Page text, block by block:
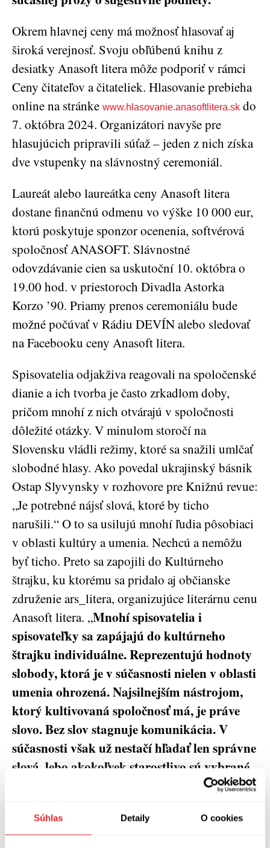
Súhlas Detaily O cookies
Okrem hlavnej ceny má možnosť hlasovať aj
široká verejnosť. Svoju obľúbenú knihu z
desiatky Anasoft litera môže podporiť v rámci
Ceny čitateľov a čitateliek. Hlasovanie prebieha
online na stránke www.hlasovanie.anasoftlitera.sk do
7. októbra 2024. Organizátori navyše pre
hlasujúcich pripravili súťaž – jeden z nich získa
dve vstupenky na slávnostný ceremoniál.
Laureát alebo laureátka ceny Anasoft litera
dostane finančnú odmenu vo výške 10 000 eur,
ktorú poskytuje sponzor ocenenia, softvérová
spoločnosť ANASOFT. Slávnostné
odovzdávanie cien sa uskutoční 10. októbra o
19.00 hod. v priestoroch Divadla Astorka
Korzo ’90. Priamy prenos ceremoniálu bude
možné počúvať v Rádiu DEVÍN alebo sledovať
na Facebooku ceny Anasoft litera.
Spisovatelia odjakživa reagovali na spoločenské
dianie a ich tvorba je často zrkadlom doby,
pričom mnohí z nich otvárajú v spoločnosti
dôležité otázky. V minulom storočí na
Slovensku vládli režimy, ktoré sa snažili umlčať
slobodné hlasy. Ako povedal ukrajinský básnik
Ostap Slyvynsky v rozhovore pre Knižnú revue:
„Je potrebné nájsť slová, ktoré by ticho
narušili.“ O to sa usilujú mnohí ľudia pôsobiaci
v oblasti kultúry a umenia. Nechcú a nemôžu
byť ticho. Preto sa zapojili do Kultúrneho
štrajku, ku ktorému sa pridalo aj občianske
združenie ars_litera, organizujúce literárnu cenu
Anasoft litera. „Mnohí spisovatelia i
spisovateľky sa zapájajú do kultúrneho
štrajku individuálne. Reprezentujú hodnoty
slobody, ktorá je v súčasnosti nielen v oblasti
umenia ohrozená. Najsilnejším nástrojom,
ktorý kultivovaná spoločnosť má, je práve
slovo. Bez slov stagnuje komunikácia. V
súčasnosti však už nestačí hľadať len správne
slová, lebo akokoľvek starostlivo sú vybrané
a myšlienky sformulované, nie sú vypočuté,“
Simona Prokopec Fochlerová.